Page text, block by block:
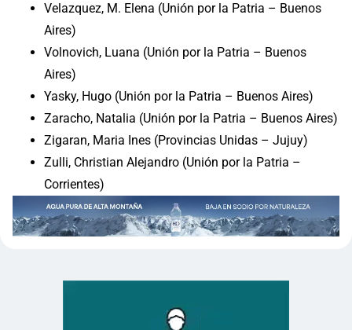
Velazquez, M. Elena (Unión por la Patria – Buenos
Aires)
Volnovich, Luana (Unión por la Patria – Buenos
Aires)
Yasky, Hugo (Unión por la Patria – Buenos Aires)
Zaracho, Natalia (Unión por la Patria – Buenos Aires)
Zigaran, Maria Ines (Provincias Unidas – Jujuy)
Zulli, Christian Alejandro (Unión por la Patria –
Corrientes)